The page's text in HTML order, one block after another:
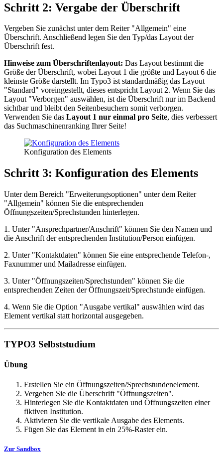
Schritt 2: Vergabe der Überschrift
Vergeben Sie zunächst unter dem Reiter "Allgemein" eine
Überschrift. Anschließend legen Sie den Typ/das Layout der
Überschrift fest.
Hinweise zum Überschriftenlayout: Das Layout bestimmt die
Größe der Überschrift, wobei Layout 1 die größte und Layout 6 die
kleinste Größe darstellt. Im Typo3 ist standardmäßig das Layout
"Standard" voreingestellt, dieses entspricht Layout 2. Wenn Sie das
Layout "Verborgen" auswählen, ist die Überschrift nur im Backend
sichtbar und bleibt den Seitenbesuchern somit verborgen.
Verwenden Sie das Layout 1 nur einmal pro Seite, dies verbessert
das Suchmaschinenranking Ihrer Seite!
Konfiguration des Elements
Schritt 3: Konfiguration des Elements
Unter dem Bereich "Erweiterungsoptionen" unter dem Reiter
"Allgemein" können Sie die entsprechenden
Öffnungszeiten/Sprechstunden hinterlegen.
1. Unter "Ansprechpartner/Anschrift" können Sie den Namen und
die Anschrift der entsprechenden Institution/Person einfügen.
2. Unter "Kontaktdaten" können Sie eine entsprechende Telefon-,
Faxnummer und Mailadresse einfügen.
3. Unter "Öffnungszeiten/Sprechstunden" können Sie die
entsprechenden Zeiten der Öffnungszeit/Sprechstunde einfügen.
4. Wenn Sie die Option "Ausgabe vertikal" auswählen wird das
Element vertikal statt horizontal ausgegeben.
TYPO3 Selbststudium
Übung
Erstellen Sie ein Öffnungszeiten/Sprechstundenelement.
Vergeben Sie die Überschrift "Öffnungszeiten".
Hinterlegen Sie die Kontaktdaten und Öffnungszeiten einer
fiktiven Institution.
Aktivieren Sie die vertikale Ausgabe des Elements.
Fügen Sie das Element in ein 25%-Raster ein.
Zur Sandbox